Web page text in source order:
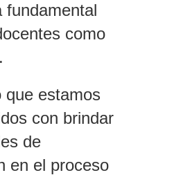
fundamental
como
que estamos
con brindar
de
en el proceso